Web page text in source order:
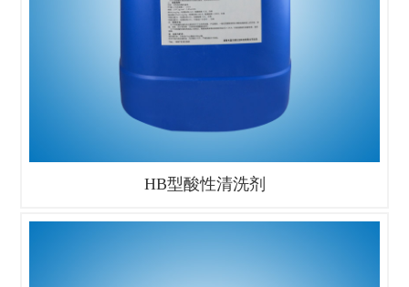
HB型酸性清洗剂